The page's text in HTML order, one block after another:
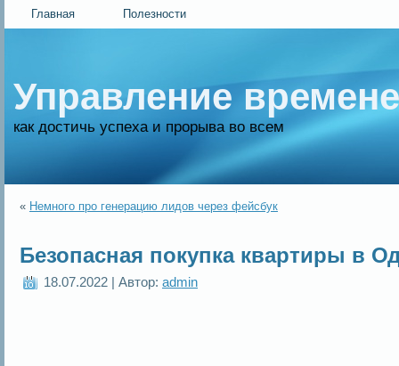
Главная Полезности
Управление
как достичь успеха и прорыва во всем
« Немного про генерацию лидов через фейсбук
Безопасная покупка квартиры в
18.07.2022 | Автор: admin